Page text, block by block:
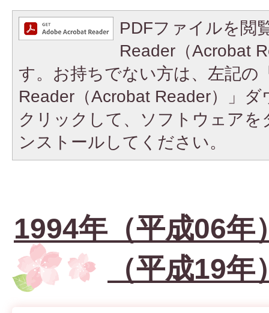
PDFファイルを閲
Reader（Acrobat
す。お持ちでない方は、左記の
Reader（Acrobat Reader）」
クリックして、ソフトウェア
ンストールしてください。
1994年（平成06年
（平成19